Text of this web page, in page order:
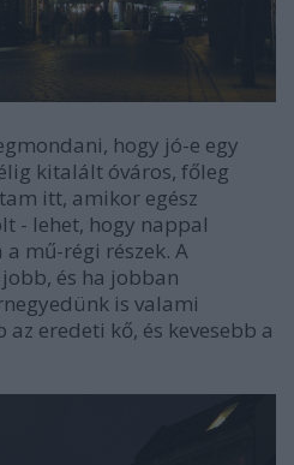
hogy jó-e egy
kitalált óváros, főleg
itt, amikor egész
- lehet, hogy nappal
mű-régi részek. A
és ha jobban
is valami
eredeti kő, és kevesebb a